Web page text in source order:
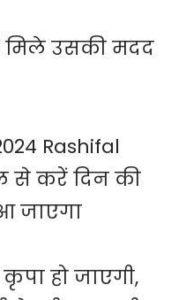
मिले उसकी मदद
Rashifal
से करें दिन की
जाएगा
हो जाएगी,